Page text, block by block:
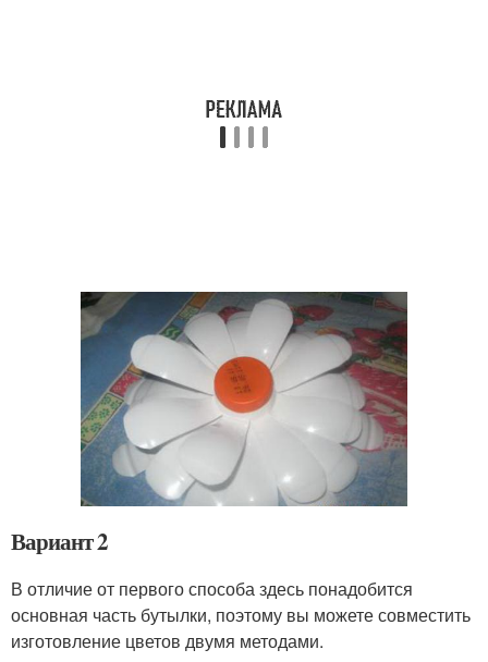
Вариант 2
В отличие от первого способа здесь понадобится
основная часть бутылки, поэтому вы можете совместить
изготовление цветов двумя методами.